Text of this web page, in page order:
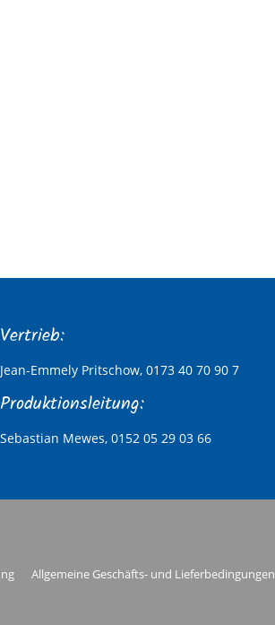
Vertrieb:
Jean-Emmely Pritschow, 0173 40 70 90 7
Produktionsleitung:
Sebastian Mewes, 0152 05 29 03 66
Allgemeine Geschäfts- und Lieferbedingungen